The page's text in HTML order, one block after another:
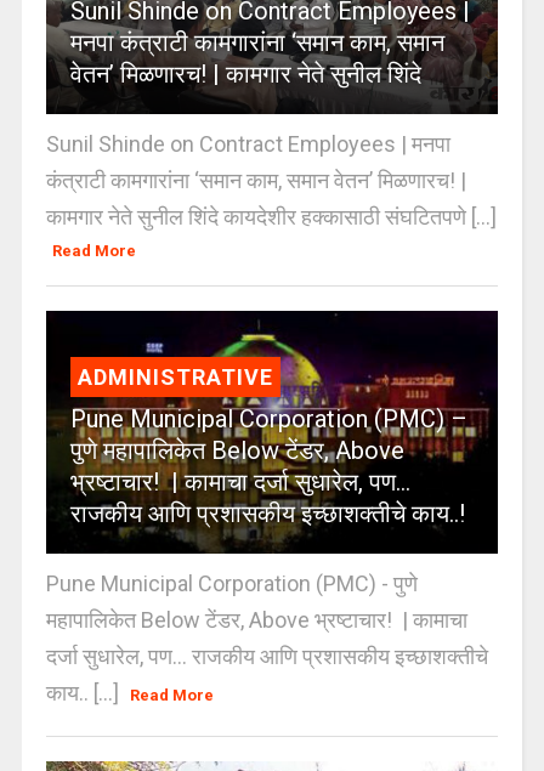
Sunil Shinde on Contract Employees |
मनपा कंत्राटी कामगारांना ‘समान काम, समान
वेतन’ मिळणारच! | कामगार नेते सुनील शिंदे
Sunil Shinde on Contract Employees | मनपा
कंत्राटी कामगारांना ‘समान काम, समान वेतन’ मिळणारच! |
कामगार नेते सुनील शिंदे कायदेशीर हक्कासाठी संघटितपणे [...]
Read More
ADMINISTRATIVE
Pune Municipal Corporation (PMC) –
पुणे महापालिकेत Below टेंडर, Above
भ्रष्टाचार! | कामाचा दर्जा सुधारेल, पण…
राजकीय आणि प्रशासकीय इच्छाशक्तीचे काय..!
Pune Municipal Corporation (PMC) - पुणे
महापालिकेत Below टेंडर, Above भ्रष्टाचार! | कामाचा
दर्जा सुधारेल, पण… राजकीय आणि प्रशासकीय इच्छाशक्तीचे
काय.. [...]
Read More